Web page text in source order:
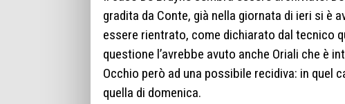
gradita da Conte, già nella giornata di ieri si è
essere rientrato, come dichiarato dal tecnico
questione l’avrebbe avuto anche Oriali che è
Occhio però ad una possibile recidiva: in quel
quella di domenica.